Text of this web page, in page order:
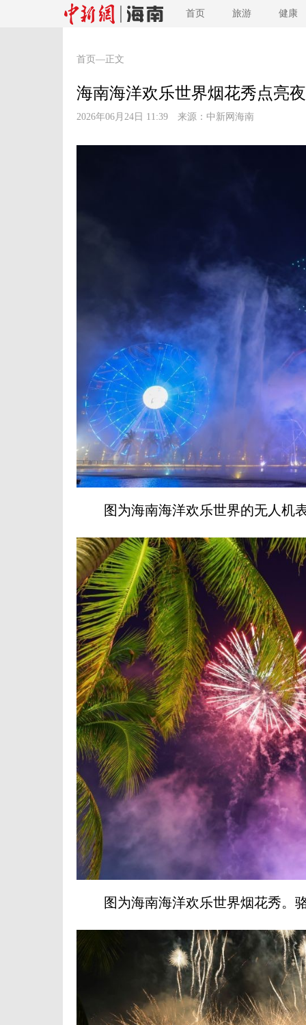
首页 旅游 健康
首页 —正文
海南海洋欢乐世界烟花秀点亮
2026年06月24日 11:39 来源： 中新网海南
图为海南海洋欢乐世界的无人机
图为海南海洋欢乐世界烟花秀。